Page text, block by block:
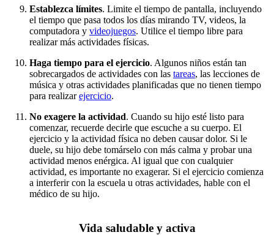
Establezca límites. Limite el tiempo de pantalla, incluyendo
el tiempo que pasa todos los días mirando TV, videos, la
computadora y videojuegos. Utilice el tiempo libre para
realizar más actividades físicas.
Haga tiempo para el ejercicio. Algunos niños están tan
sobrecargados de actividades con las tareas, las lecciones​ de
música y otras actividades planificadas que no tienen tiempo
para realizarejercicio​.
No exagere la actividad. Cuando su hijo esté listo para
comenzar, recuerde decirle que escuche a su cuerpo. El
ejercicio y la actividad física no deben causar dolor. Si le
duele, su hijo debe tomárselo con más calma y probar una
actividad menos enérgica. Al igual que con cualquier
actividad, es importante no exagerar. Si el ejercicio comienza
a interferir con la escuela u otras actividades, hable con el
médico de su hijo.​​
​Vida saludable y activa